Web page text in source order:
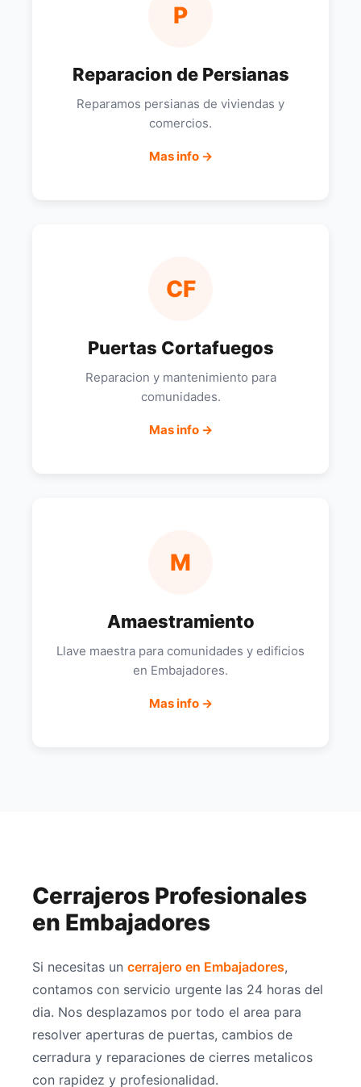
P
Reparacion de Persianas
Reparamos persianas de viviendas y
comercios.
Mas info →
CF
Puertas Cortafuegos
Reparacion y mantenimiento para
comunidades.
Mas info →
M
Amaestramiento
Llave maestra para comunidades y edificios
en Embajadores.
Mas info →
Cerrajeros Profesionales
en Embajadores
Si necesitas un cerrajero en Embajadores,
contamos con servicio urgente las 24 horas del
dia. Nos desplazamos por todo el area para
resolver aperturas de puertas, cambios de
cerradura y reparaciones de cierres metalicos
con rapidez y profesionalidad.